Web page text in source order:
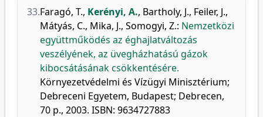
33.Faragó, T., Kerényi, A., Bartholy, J., Feiler, J.,
Mátyás, C., Mika, J., Somogyi, Z.: Nemzetközi
együttműködés az éghajlatváltozás
veszélyének, az üvegházhatású gázok
kibocsátásának csökkentésére.
Környezetvédelmi és Vízügyi Minisztérium;
Debreceni Egyetem, Budapest; Debrecen,
70 p., 2003. ISBN: 9634727883